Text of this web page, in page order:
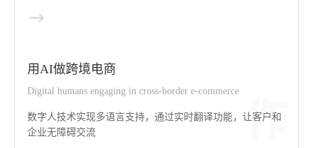
用AI做跨境电商
Digital humans engaging in cross-border e-commerce
数字人技术实现多语言支持，通过实时翻译功能，让客户和
企业无障碍交流